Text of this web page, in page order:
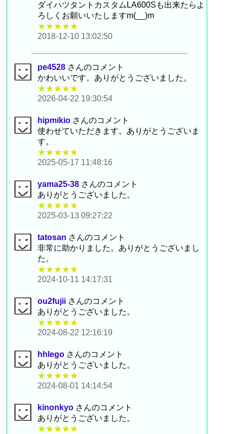
ダイハツタントカスタムLA600Sも出来たらよ
ろしくお願いいたしますm(__)m
★★★★★
2018-12-10 13:02:50
pe4528 さんのコメント
かわいいです。ありがとうございました。
★★★★★
2026-04-22 19:30:54
hipmikio さんのコメント
使わせていただきます。ありがとうございま
す。
★★★★★
2025-05-17 11:48:16
yama25-38 さんのコメント
ありがとうございました。
★★★★★
2025-03-13 09:27:22
tatosan さんのコメント
非常に助かりました。ありがとうございまし
た。
★★★★★
2024-10-11 14:17:31
ou2fujii さんのコメント
ありがとうございました。
★★★★★
2024-08-22 12:16:19
hhlego さんのコメント
ありがとうございました。
★★★★★
2024-08-01 14:14:54
kinonkyo さんのコメント
ありがとうございました。
★★★★★